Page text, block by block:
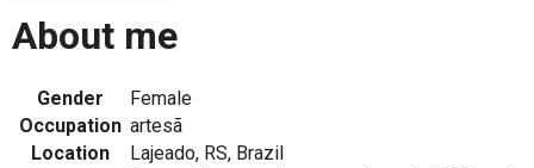
About me
Gender
Female
Occupation artesã
Location
Lajeado, RS, Brazil